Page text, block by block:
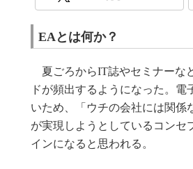
EAとは何か？
夏ごろからIT誌やセミナーな
ドが頻出するようになった。
いため、「ウチの会社には関係
が実現しようとしているコンセ
インになると思われる。